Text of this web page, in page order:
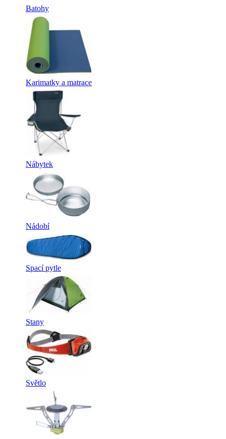
Batohy
Karimatky a matrace
Nábytek
Nádobí
Spací pytle
Stany
Světlo